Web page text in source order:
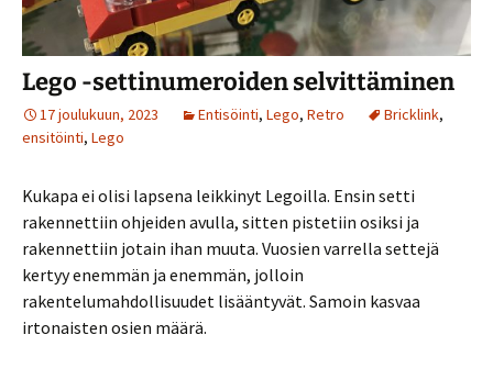
Lego -settinumeroiden selvittäminen
17 joulukuun, 2023 Entisöinti, Lego, Retro Bricklink,
ensitöinti, Lego
Kukapa ei olisi lapsena leikkinyt Legoilla. Ensin setti
rakennettiin ohjeiden avulla, sitten pistetiin osiksi ja
rakennettiin jotain ihan muuta. Vuosien varrella settejä
kertyy enemmän ja enemmän, jolloin
rakentelumahdollisuudet lisääntyvät. Samoin kasvaa
irtonaisten osien määrä.